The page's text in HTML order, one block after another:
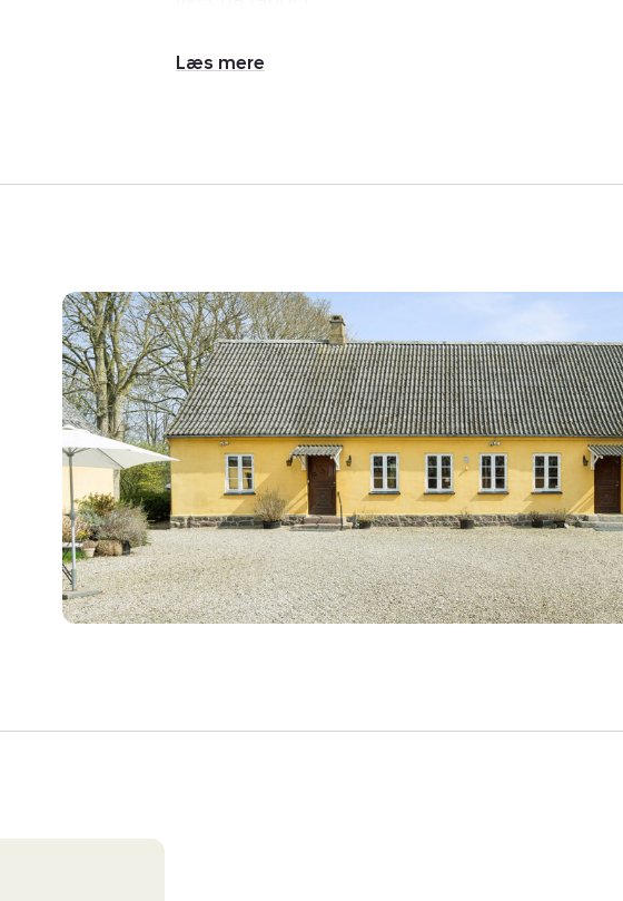
Tybjerg Skole ligger kun ca. 1,5 km fra
Stuehuset fremstår lyst og rummeligt med en
smuk, lukket have med gamle træer og frodig
Boligen rummer hele seks værelser fordelt på
masser af plads til både den store familie,
hobbyrum. Stueplan indeholder desuden
med bruseniche samt gæstetoilet. På
rummelige værelser samt uudnyttet loftsrum
badeværelse eller multirum.
Ejendommen rummer hele 9 velholdte
areal på 1.505 m². To bygninger er isolerede
sig perfekt til kontor, værksted, gæstehus eller